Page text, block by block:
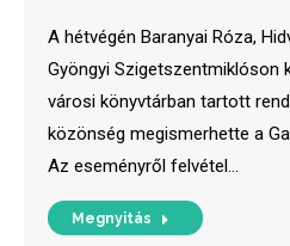
A hétvégén Baranyai Róza,
Gyöngyi Szigetszentmiklóson
városi könyvtárban tartott
közönség megismerhette a
Az eseményről felvétel…
Megnyitás